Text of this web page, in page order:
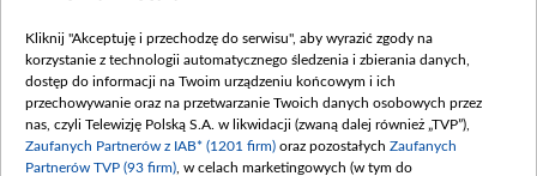
Procedura zgłoszeń wewnętrznych
Kliknij "Akceptuję i przechodzę do serwisu", aby wyrazić zgody na
korzystanie z technologii automatycznego śledzenia i zbierania danych,
dostęp do informacji na Twoim urządzeniu końcowym i ich
przechowywanie oraz na przetwarzanie Twoich danych osobowych przez
nas, czyli Telewizję Polską S.A. w likwidacji (zwaną dalej również „TVP”),
Zaufanych Partnerów z IAB* (1201 firm) oraz pozostałych Zaufanych
Partnerów TVP (93 firm) , w celach marketingowych (w tym do